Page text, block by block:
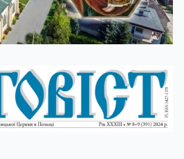
(ШХА)
час, а зростати у вірі, відкривати свої
інших?
Християнського Аніматора (ШХА) —
християнських лідерів.
віру;